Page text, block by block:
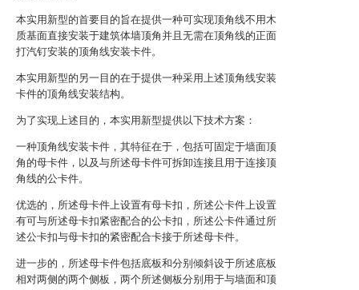
本实用新型的首要目的旨在提供一种可实现顶角线不用木
质基面直接安装于建筑体墙顶角并且无需在顶角线的正面
打汽钉安装的顶角线安装卡件。
本实用新型的另一目的在于提供一种采用上述顶角线安装
卡件的顶角线安装结构。
为了实现上述目的，本实用新型提供以下技术方案：
一种顶角线安装卡件，其特征在于，包括可固定于墙面顶
角的母卡件，以及与所述母卡件可拆卸连接且用于连接顶
角线的公卡件。
优选的，所述母卡件上设置有母卡扣，所述公卡件上设置
有可与所述母卡扣紧密配合的公卡扣，所述公卡件通过所
述公卡扣与母卡扣的紧密配合卡接于所述母卡件。
进一步的，所述母卡件包括底板和分别倾斜设于所述底板
相对两侧的两个侧板，两个所述侧板分别用于与墙面和顶